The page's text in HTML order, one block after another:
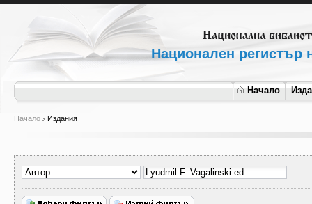
Национален регистър
Начало
Начало Издания